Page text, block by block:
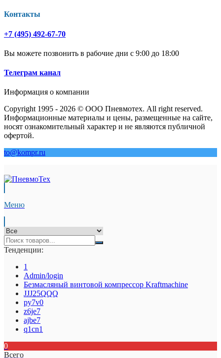
Контакты
+7 (495) 492-67-70
Вы можете позвонить в рабочие дни с 9:00 до 18:00
Телеграм канал
Информация о компании
Copyright 1995 - 2026 © ООО Пневмотех. All right reserved.
Информационные материалы и цены, размещенные на сайте,
носят ознакомительный характер и не являются публичной
офертой.
to@kompr.ru
Меню
Тенденции:
1
Admin/login
Безмасляный винтовой компрессор Kraftmaсhine
JJJ25QQQ
py7v0
z6je7
ajbe7
q1cn1
0
Всего